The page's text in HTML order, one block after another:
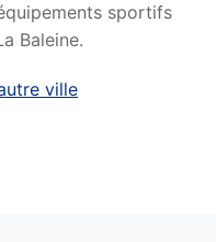
sportifs
Baleine.
ville